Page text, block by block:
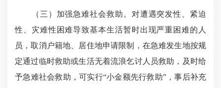
（三）加强急难社会救助。对遭遇突发性、紧迫
性、灾难性困难导致基本生活暂时出现严重困难的人
员，取消户籍地、居住地申请限制，在急难发生地按规
定通过临时救助或生活无着流浪乞讨人员救助，及时给
予急难社会救助，可实行“小金额先行救助”，事后补充